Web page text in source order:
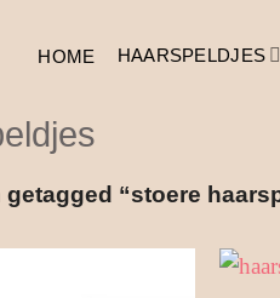
HOME HAARSPELDJES
“stoere